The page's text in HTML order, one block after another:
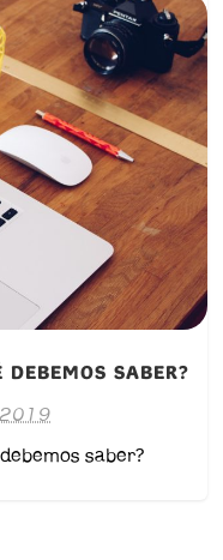
SABER?
saber?